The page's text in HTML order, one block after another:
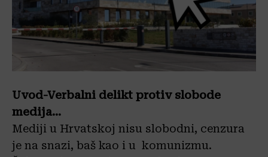
Uvod-Verbalni delikt protiv slobode
medija…
Mediji u Hrvatskoj nisu slobodni, cenzura
je na snazi, baš kao i u komunizmu.